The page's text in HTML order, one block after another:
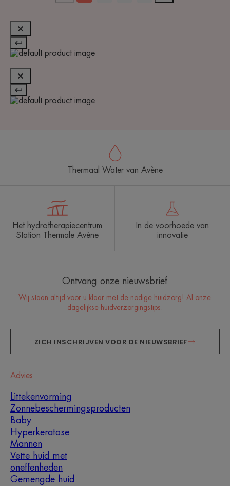
Thermaal Water van Avène
Het hydrotherapiecentrum
Station Thermale Avène
In de voorhoede van
innovatie
Ontvang onze nieuwsbrief
Wij staan altijd voor u klaar met de nodige huidzorg! Al onze
dagelijkse huidverzorgingstips.
ZICH INSCHRIJVEN VOOR DE NIEUWSBRIEF
Advies
Littekenvorming
Zonnebeschermingsproducten
Baby
Hyperkeratose
Mannen
Vette huid met
oneffenheden
Gemengde huid